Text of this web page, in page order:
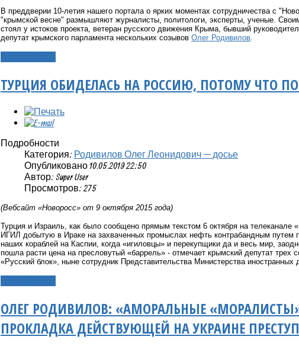
В преддверии 10-летия нашего портала о ярких моментах сотрудничества с
"крымской весне" размышляют журналисты, политологи, эксперты, ученые.
стоял у истоков проекта, ветеран русского движения Крыма, бывший
депутат крымского парламента нескольких созывов Олег Родивилов.
ТУРЦИЯ ОБИДЕЛАСЬ НА РОССИЮ, ПОТОМУ ЧТО
Подробности
Категория: Родивилов Олег Леонидович — досье
Опубликовано 10.05.2019 22:50
Автор: Super User
Просмотров: 275
(Вебсайт «Новоросс» от 9 октября 2015 года)
Турция и Израиль, как было сообщено прямым текстом 6 октября на
ИГИЛ добытую в Ираке на захваченных промыслах нефть контрабандным путем
наших кораблей на Каспии, когда «игиловцы» и перекупщики да и весь мир,
пошла расти цена на пресловутый «баррель» - отмечает крымский депутат трех
«Русский блок», ныне сотрудник Представительства Министерства
ОЛЕГ РОДИВИЛОВ: «АМОРАЛЬНЫЕ
ПРОКЛАДКА ДЕЙСТВУЮЩЕЙ НА УКРАИНЕ